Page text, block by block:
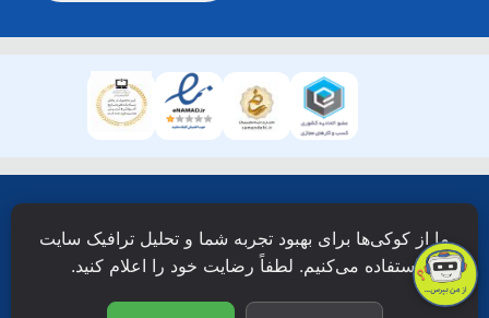
دانش نویان محفوظ است.
ما از کوکی‌ها برای بهبود تجربه شما و تحلیل ترافیک سایت
استفاده می‌کنیم. لطفاً رضایت خود را اعلام کنید.